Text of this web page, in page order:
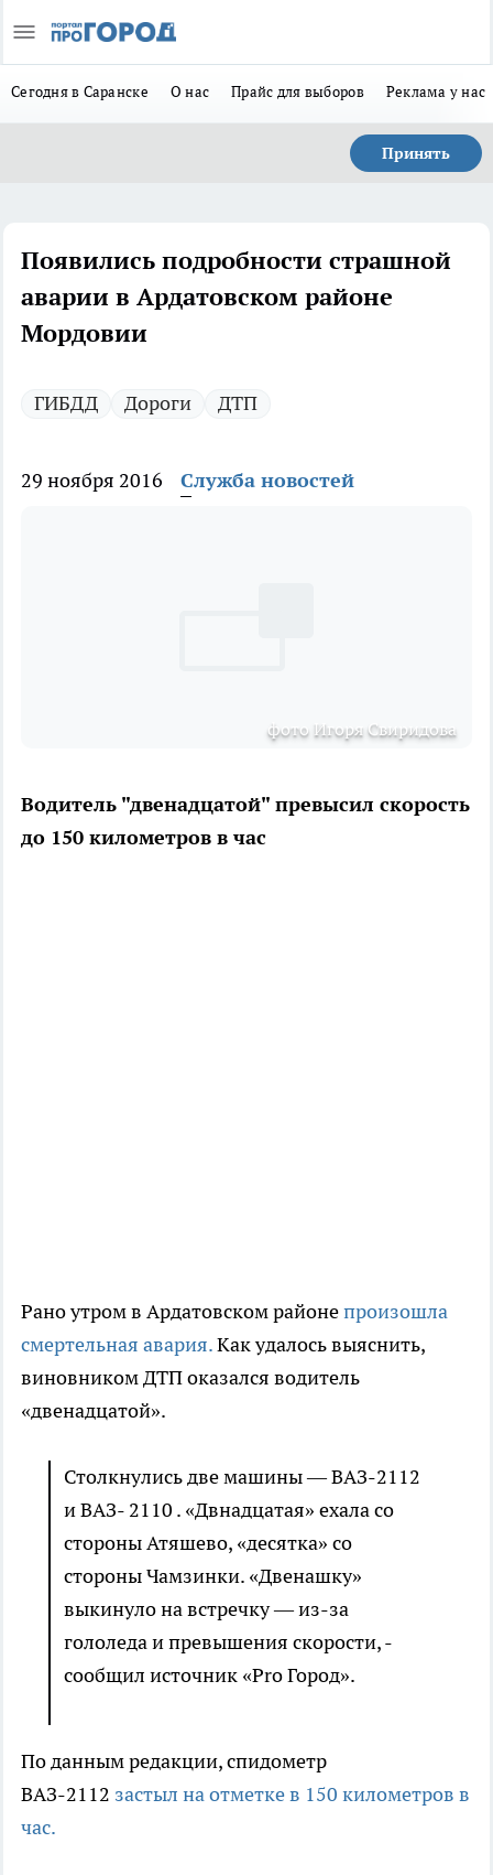
Сегодня в Саранске О нас Прайс для выборов Реклама у нас
Принять
Появились подробности страшной
аварии в Ардатовском районе
Мордовии
ГИБДД Дороги ДТП
29 ноября 2016 Служба новостей
фото Игоря Свиридова
Водитель "двенадцатой" превысил скорость
до 150 километров в час
Рано утром в Ардатовском районепроизошла
смертельная авария.Как удалось выяснить,
виновником ДТП оказался водитель
«двенадцатой».
Столкнулись две машины — ВАЗ-2112
и ВАЗ- 2110 . «Двнадцатая» ехала со
стороны Атяшево, «десятка» со
стороны Чамзинки. «Двенашку»
выкинуло на встречку — из-за
гололеда и превышения скорости, -
сообщил источник «Pro Город».
По данным редакции, спидометр
ВАЗ-2112 застыл на отметке в 150 километров в
час.